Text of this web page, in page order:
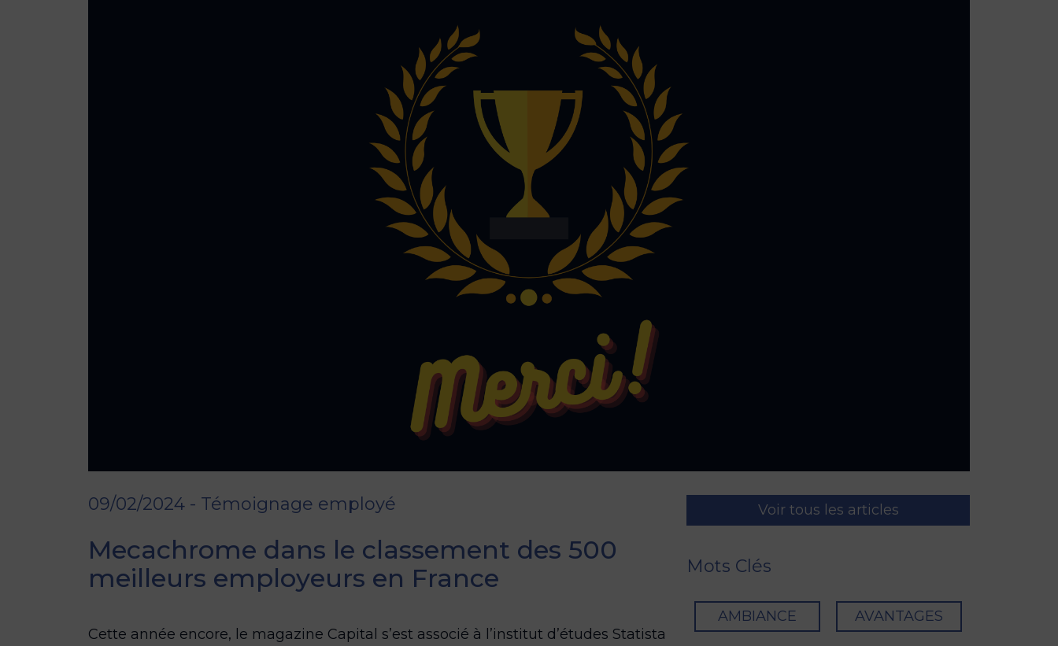
09/02/2024 - Témoignage employé
Mecachrome dans le classement des 500
meilleurs employeurs en France
Cette année encore, le magazine Capital s’est associé à l’institut d’études Statista
Voir tous les articles
Mots Clés
AMBIANCE AVANTAGES